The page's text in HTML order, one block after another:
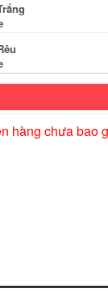
hàng chưa bao